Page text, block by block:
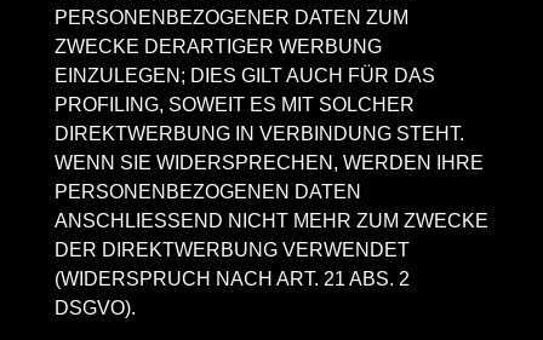
PERSONENBEZOGENER DATEN ZUM
ZWECKE DERARTIGER WERBUNG
EINZULEGEN; DIES GILT AUCH FÜR DAS
PROFILING, SOWEIT ES MIT SOLCHER
DIREKTWERBUNG IN VERBINDUNG STEHT.
WENN SIE WIDERSPRECHEN, WERDEN IHRE
PERSONENBEZOGENEN DATEN
ANSCHLIESSEND NICHT MEHR ZUM ZWECKE
DER DIREKTWERBUNG VERWENDET
(WIDERSPRUCH NACH ART. 21 ABS. 2
DSGVO).